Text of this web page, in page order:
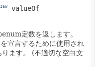
valueOf
定数を返します。
宣言するために使用され
ます。
(不適切な空白文